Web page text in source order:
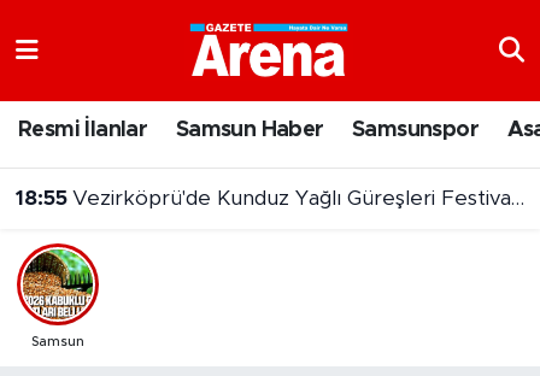
Resmi İlanlar Samsun Haber Samsunspor
18:55 Vezirköprü'de Kunduz Yağlı Güreşleri Festivali başladı
Samsun
Samsun Namaz Vakitleri
Trafik Durumu
Süper Lig Puan Durumu ve Fikstür